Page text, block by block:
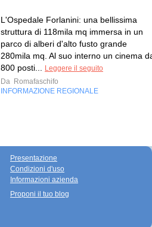
L'Ospedale Forlanini: una bellissima
struttura di 118mila mq immersa in un
parco di alberi d'alto fusto grande
280mila mq. Al suo interno un cinema
800 posti...
Leggere il seguito
Da Romafaschifo
INFORMAZIONE REGIONALE
Presentazione
Condizioni d'uso
Informazioni azienda
Proponi il tuo blog